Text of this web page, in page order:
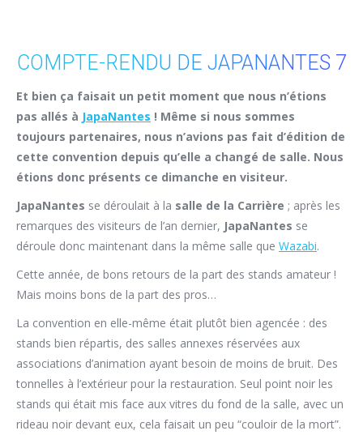
COMPTE-RENDU DE JAPANANTES 7
Et bien ça faisait un petit moment que nous n’étions
pas allés à JapaNantes ! Même si nous sommes
toujours partenaires, nous n’avions pas fait d’édition de
cette convention depuis qu’elle a changé de salle. Nous
étions donc présents ce dimanche en visiteur.
JapaNantes se déroulait à la salle de la Carrière ; après les
remarques des visiteurs de l’an dernier, JapaNantes se
déroule donc maintenant dans la même salle que Wazabi.
Cette année, de bons retours de la part des stands amateur !
Mais moins bons de la part des pros…
La convention en elle-même était plutôt bien agencée : des
stands bien répartis, des salles annexes réservées aux
associations d’animation ayant besoin de moins de bruit. Des
tonnelles à l’extérieur pour la restauration. Seul point noir les
stands qui était mis face aux vitres du fond de la salle, avec un
rideau noir devant eux, cela faisait un peu “couloir de la mort”.